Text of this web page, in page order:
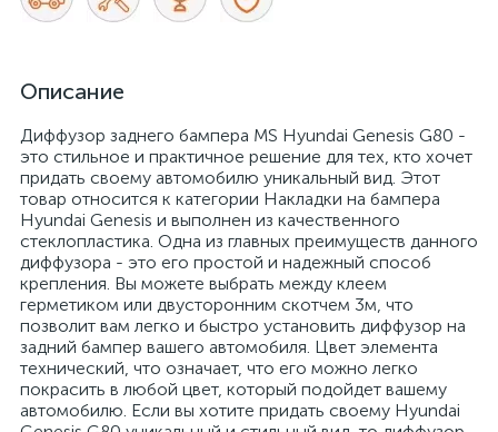
Описание
Диффузор заднего бампера MS Hyundai Genesis G80 -
это стильное и практичное решение для тех, кто хочет
придать своему автомобилю уникальный вид. Этот
товар относится к категории Накладки на бампера
Hyundai Genesis и выполнен из качественного
стеклопластика. Одна из главных преимуществ данного
диффузора - это его простой и надежный способ
крепления. Вы можете выбрать между клеем
герметиком или двусторонним скотчем 3м, что
позволит вам легко и быстро установить диффузор на
задний бампер вашего автомобиля. Цвет элемента
технический, что означает, что его можно легко
покрасить в любой цвет, который подойдет вашему
автомобилю. Если вы хотите придать своему Hyundai